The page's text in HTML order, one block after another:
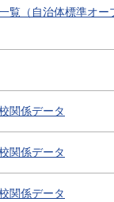
覧（自治体標準オー
関係データ
関係データ
関係データ